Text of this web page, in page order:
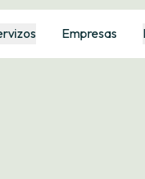
Empresas